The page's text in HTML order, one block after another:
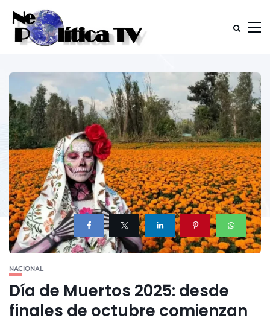
NACIONAL
Día de Muertos 2025: desde
finales de octubre comienzan